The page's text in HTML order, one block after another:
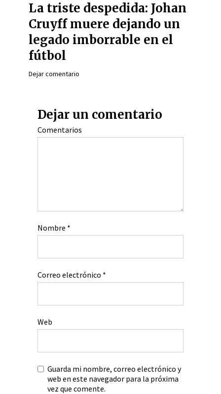
La triste despedida: Johan
Cruyff muere dejando un
legado imborrable en el
fútbol
Dejar comentario
Dejar un comentario
Comentarios
Nombre *
Correo electrónico *
Web
Guarda mi nombre, correo electrónico y
web en este navegador para la próxima
vez que comente.